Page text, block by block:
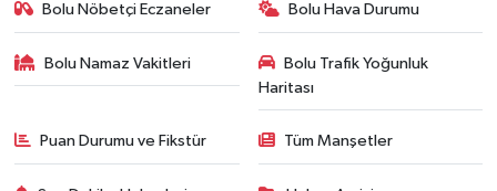
Bolu Nöbetçi Eczaneler Bolu Hava Durumu
Bolu Namaz Vakitleri
Bolu Trafik Yoğunluk
Haritası
Puan Durumu ve Fikstür Tüm Manşetler